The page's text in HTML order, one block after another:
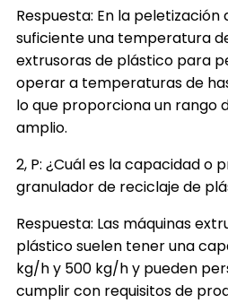
Respuesta: En la peletización
suficiente una temperatura
extrusoras de plástico para
operar a temperaturas de
lo que proporciona un rango
amplio.
2, P: ¿Cuál es la capacidad o
granulador de reciclaje de
Respuesta: Las máquinas
plástico suelen tener una
kg/h y 500 kg/h y pueden
cumplir con requisitos de